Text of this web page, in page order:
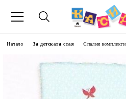
Начало За детската стая Спални комплекти